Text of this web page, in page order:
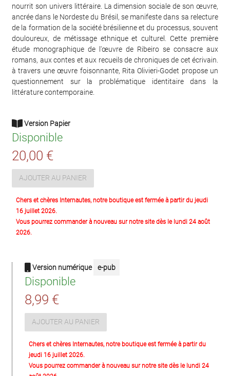
nourrit son univers littéraire. La dimension sociale de son œuvre,
ancrée dans le Nordeste du Brésil, se manifeste dans sa relecture
de la formation de la société brésilienne et du processus, souvent
douloureux, de métissage ethnique et culturel. Cette première
étude monographique de l'œuvre de Ribeiro se consacre aux
romans, aux contes et aux recueils de chroniques de cet écrivain.
à travers une œuvre foisonnante, Rita Olivieri-Godet propose un
questionnement sur la problématique identitaire dans la
littérature contemporaine.
Version Papier
Disponible
20,00 €
AJOUTER AU PANIER
Chers et chères Internautes, notre boutique est fermée à partir du jeudi
16 juillet 2026.
Vous pourrez commander à nouveau sur notre site dès le lundi 24 août
2026.
Version numérique e-pub
Disponible
8,99 €
AJOUTER AU PANIER
Chers et chères Internautes, notre boutique est fermée à partir du
jeudi 16 juillet 2026.
Vous pourrez commander à nouveau sur notre site dès le lundi 24